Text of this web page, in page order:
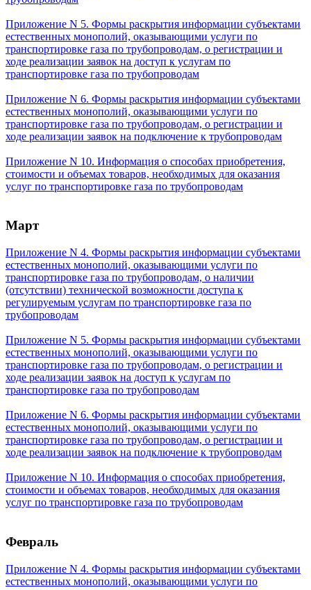
Приложение N 5. Формы раскрытия информации субъектами
естественных монополий, оказывающими услуги по
транспортировке газа по трубопроводам, о регистрации и
ходе реализации заявок на доступ к услугам по
транспортировке газа по трубопроводам
Приложение N 6. Формы раскрытия информации субъектами
естественных монополий, оказывающими услуги по
транспортировке газа по трубопроводам, о регистрации и
ходе реализации заявок на подключение к трубопроводам
Приложение N 10. Информация о способах приобретения,
стоимости и объемах товаров, необходимых для оказания
услуг по транспортировке газа по трубопроводам
Март
Приложение N 4. Формы раскрытия информации субъектами
естественных монополий, оказывающими услуги по
транспортировке газа по трубопроводам, о наличии
(отсутствии) технической возможности доступа к
регулируемым услугам по транспортировке газа по
трубопроводам
Приложение N 5. Формы раскрытия информации субъектами
естественных монополий, оказывающими услуги по
транспортировке газа по трубопроводам, о регистрации и
ходе реализации заявок на доступ к услугам по
транспортировке газа по трубопроводам
Приложение N 6. Формы раскрытия информации субъектами
естественных монополий, оказывающими услуги по
транспортировке газа по трубопроводам, о регистрации и
ходе реализации заявок на подключение к трубопроводам
Приложение N 10. Информация о способах приобретения,
стоимости и объемах товаров, необходимых для оказания
услуг по транспортировке газа по трубопроводам
Февраль
Приложение N 4. Формы раскрытия информации субъектами
естественных монополий, оказывающими услуги по